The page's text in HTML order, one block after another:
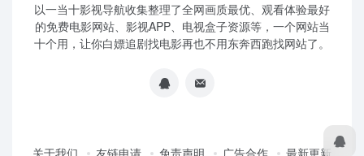
以一当十影视导航收集整理了全网画质最优、观看体验最好
的免费电影网站、影视APP、电视盒子资源等，一个网站当
十个用，让你白嫖追剧找电影再也不用东奔西跑找网站了。
关于我们 友链申请 免责声明 广告合作 最新更新